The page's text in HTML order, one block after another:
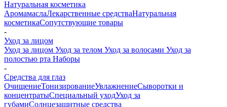
Натуральная косметика
АромамаслаЛекарственные средстваНатуральная
косметикаСопутствующие товары
-
Уход за лицом
Уход за лицом Уход за телом Уход за волосами Уход за
полостью рта Наборы
-
Средства для глаз
ОчищениеТонизированиеУвлажнениеСыворотки и
концентратыСпециальный уходУход за
губамиСолнцезащитные средства